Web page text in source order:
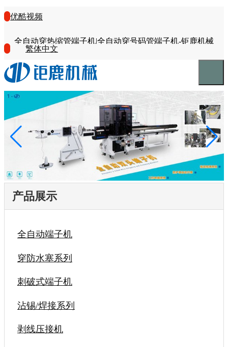
优酷视频
全自动穿热缩管端子机|全自动穿号码管端子机-钜鹿机械
繁体中文
产品展示
全自动端子机
穿防水塞系列
刺破式端子机
沾锡/焊接系列
剥线压接机